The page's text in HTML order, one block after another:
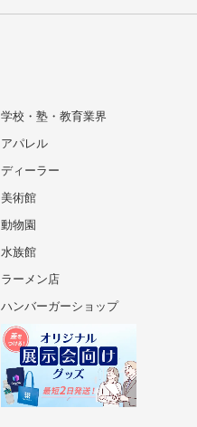
学校・塾・教育業界
アパレル
ディーラー
美術館
動物園
水族館
ラーメン店
ハンバーガーショップ